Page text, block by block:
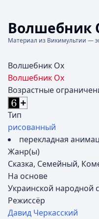
Волшебник
Материал из Викимультии —
Волшебник Ох
Волшебник Ох
Возрастные
Тип
рисованный
перекладная
Жанр(ы)
Сказка, Семейный,
На основе
Украинской народной
Режиссёр
Давид Черкасский